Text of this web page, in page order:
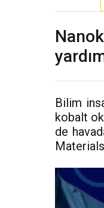
Bilim
kobalt
de